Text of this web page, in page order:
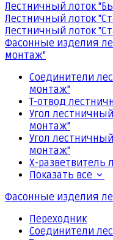
Лестничный лоток
Лестничный лоток
Лестничный лоток
Фасонные изделия
монтаж"
Соединители
монтаж"
Т-отвод
Угол
монтаж"
Угол
монтаж"
Х-
Показать все
Фасонные изделия
Переходник
Соединители